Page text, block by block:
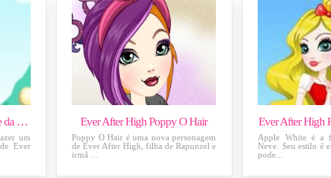
Ever After High Piquenique da Raven
um
Ever
Ever After High Poppy O Hair
Poppy O Hair é uma nova personagem
de Ever After High, filha de Rapunzel e
irmã ...
Ever After High
Apple White é a
Neve. Seu estilo é
pode...